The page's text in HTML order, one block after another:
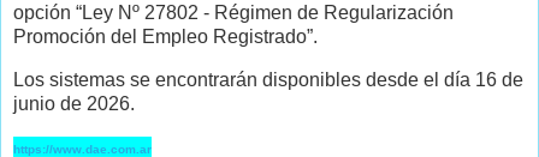
opción “Ley Nº 27802 - Régimen de Regularización
Promoción del Empleo Registrado”.
Los sistemas se encontrarán disponibles desde el día 16 de
junio de 2026.
https://www.dae.com.ar